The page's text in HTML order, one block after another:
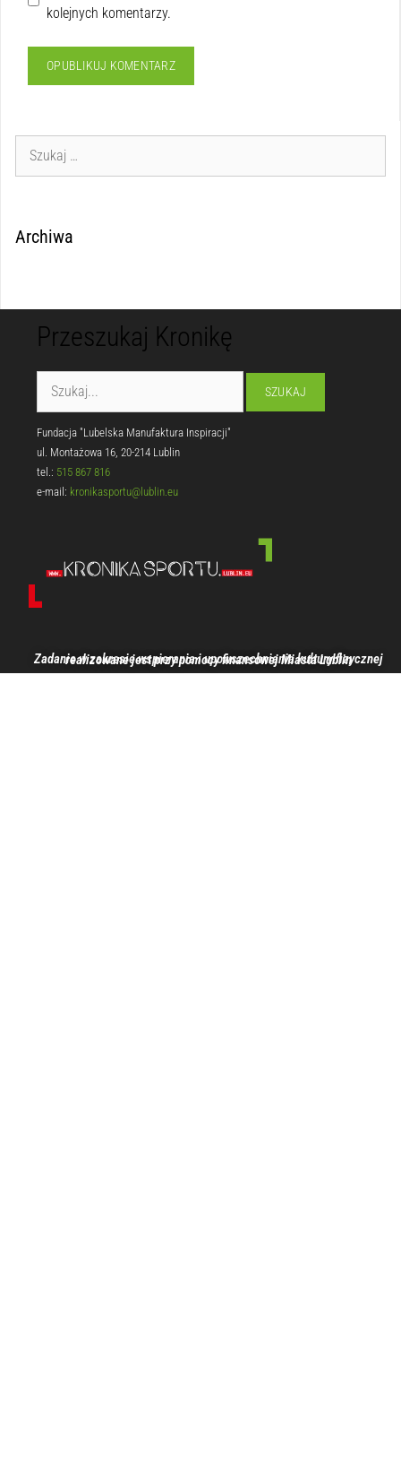
kolejnych komentarzy.
Archiwa
Przeszukaj Kronikę
Fundacja "Lubelska Manufaktura Inspiracji"
ul. Montażowa 16, 20-214 Lublin
tel.: 515 867 816
e-mail: kronikasportu@lublin.eu
Zadanie w zakresie wspierania i upowszechniania kultury fizycznej realizowane jest przy pomocy finansowej Miasta Lublin